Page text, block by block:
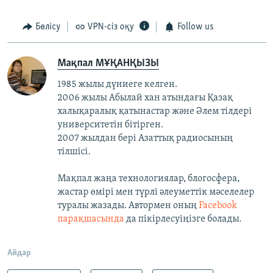
Бөлісу VPN-сіз оқу Follow us
Мақпал МҰҚАНҚЫЗЫ
1985 жылы дүниеге келген.
2006 жылы Абылай хан атындағы Қазақ
халықаралық қатынастар және Әлем тілдері
университетін бітірген.
2007 жылдан бері Азаттық радиосының
тілшісі.
Мақпал жаңа технологиялар, блогосфера,
жастар өмірі мен түрлі әлеуметтік мәселелер
туралы жазады. Автормен оныңFacebook
парақшасында да пікірлесуіңізге болады.
Айдар